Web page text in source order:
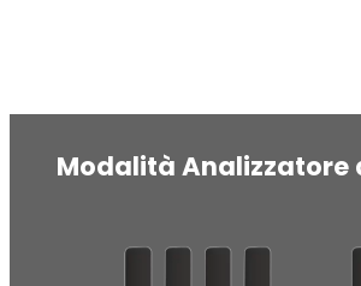
Modalità Analizzatore